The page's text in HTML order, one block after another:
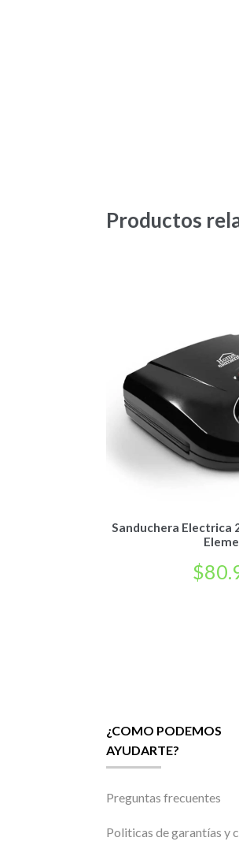
Productos
Sanduchera Electrica
$
¿COMO PODEMOS
AYUDARTE?
Preguntas frecuentes
Politicas de garantías y